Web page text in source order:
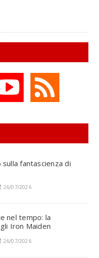
sulla fantascienza di
26/07/2026
nel tempo: la
Iron Maiden
26/07/2026